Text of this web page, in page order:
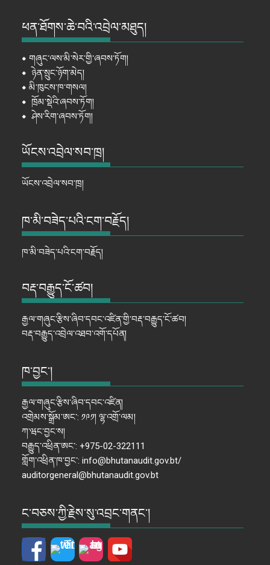
ཕན་ཐོགས་ཆེ་བའི་འབྲེལ་མཐུད།
⦁གཞུང་ལས་མི་སེར་གྱི་ཞབས་ཏོག།
⦁ ཉེན་སྲུང་ཉོག་མེད།
⦁ མི་ཁུངས་ཁ་གསལ།
⦁ ཁྲོམ་སྡེའི་ཞབས་ཏོག།
⦁ཤེས་རིག་ཞབས་ཏོག།
ཡོངས་འབྲེལ་སབ་ཁྲ།
ཡོངས་འབྲེལ་སབ་ཁྲ།
ཁ་མི་བཟེད་པའི་ངག་བརྗོད།
ཁ་མི་བཟེད་པའི་ངག་བརྗོད།
བརྡ་བརྒྱུད་ངོ་ཚབ།
རྒྱལ་གཞུང་རྩིས་ཞིབ་དབང་འཛིན་གྱི་བརྡ་བརྒྱུད་ངོ་ཚབ།
བརྡ་བརྒྱུད་འབྲེལ་འཐབ་འགོ་དཔོན།
ཁ་བྱང་།
རྒྱལ་གཞུང་རྩིས་ཞིབ་དབང་འཛིན།
འགྲེམས་སྒྲོམ་ཨང་: ༡༩༡། ལྷ་འགྲོ་ལམ།
ཀ་ཝང་བྱང་ས།
བརྒྱུད་འཕྲིན་ཨང་: +975-02-322111
གློག་འཕྲིན་ཁ་བྱང་: info@bhutanaudit.gov.bt/
auditorgeneral@bhutanaudit.gov.bt
ང་བཅས་ཀྱི་རྗེས་སུ་འབྲང་གནང་།